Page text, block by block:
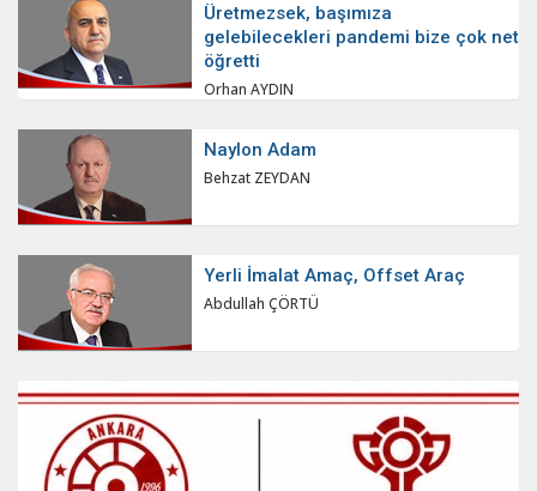
Üretmezsek, başımıza
gelebilecekleri pandemi bize çok net
öğretti
Orhan AYDIN
Naylon Adam
Behzat ZEYDAN
Yerli İmalat Amaç, Offset Araç
Abdullah ÇÖRTÜ